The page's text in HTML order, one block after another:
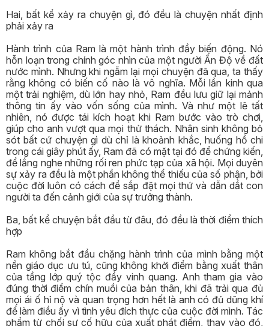
Hai, bất kể xảy ra chuyện gì, đó đều là chuyện nhất định
phải xảy ra
Hành trình của Ram là một hành trình đầy biến động. Nó
hỗn loạn trong chính góc nhìn của một người Ấn Độ về đất
nước mình. Nhưng khi ngẫm lại mọi chuyện đã qua, ta thấy
rằng không có biến cố nào là vô nghĩa. Mỗi lần kinh qua
một trải nghiệm, dù lớn hay nhỏ, Ram đều lưu giữ lại mảnh
thông tin ấy vào vốn sống của mình. Và như một lẽ tất
nhiên, nó được tái kích hoạt khi Ram bước vào trò chơi,
giúp cho anh vượt qua mọi thử thách. Nhân sinh không bỏ
sót bất cứ chuyện gì dù chỉ là khoảnh khắc, huống hồ chi
trong cái giây phút ấy, Ram đã có mặt tại đó để chứng kiến,
để lắng nghe những rối ren phức tạp của xã hội. Mọi duyên
sự xảy ra đều là một phần không thể thiếu của số phận, bởi
cuộc đời luôn có cách để sắp đặt mọi thứ và dẫn dắt con
người ta đến cảnh giới của sự trưởng thành.
Ba, bất kể chuyện bắt đầu từ đâu, đó đều là thời điểm thích
hợp
Ram không bắt đầu chặng hành trình của mình bằng một
nền giáo dục ưu tú, cũng không khởi điểm bằng xuất thân
của tầng lớp quý tộc đầy vinh quang. Anh tham gia vào
đúng thời điểm chín muồi của bản thân, khi đã trải qua đủ
mọi ái ố hỉ nộ và quan trọng hơn hết là anh có đủ dũng khí
để làm điều ấy vì tình yêu đích thực của cuộc đời mình. Tác
phẩm từ chối sự cố hữu của xuất phát điểm, thay vào đó,